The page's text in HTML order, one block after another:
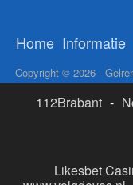
Home Informatie
Copyright © 2026 -
112Brabant -
Likesbet